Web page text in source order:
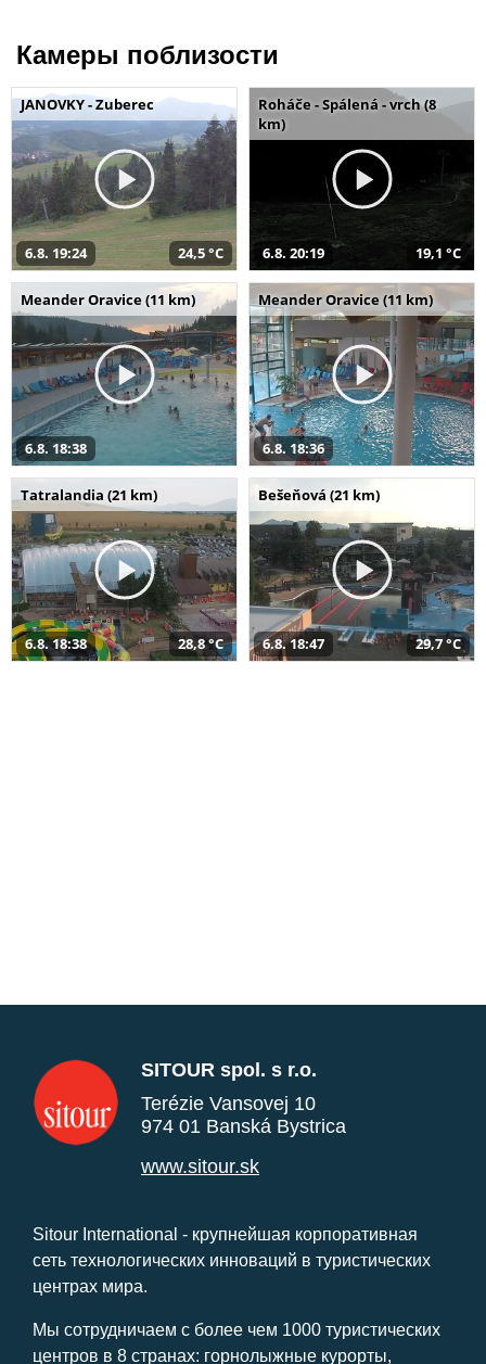
Камеры поблизости
JANOVKY - Zuberec
6.8. 19:24 24,5 °C
Roháče - Spálená - vrch (8
km)
6.8. 20:19 19,1 °C
Meander Oravice (11 km)
6.8. 18:38
Meander Oravice (11 km)
6.8. 18:36
Tatralandia (21 km)
6.8. 18:38 28,8 °C
Bešeňová (21 km)
6.8. 18:47 29,7 °C
SITOUR spol. s r.o.
Terézie Vansovej 10
974 01 Banská Bystrica
www.sitour.sk
Sitour International - крупнейшая корпоративная
сеть технологических инноваций в туристических
центрах мира.
Мы сотрудничаем с более чем 1000 туристических
центров в 8 странах: горнолыжные курорты,